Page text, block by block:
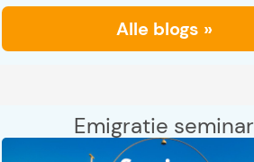
Alle blogs »
Emigratie seminar